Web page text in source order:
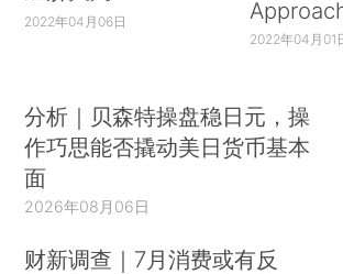
2022年04月06日
2022年04月01
分析｜贝森特操盘稳日元，操
作巧思能否撬动美日货币基本
面
2026年08月06日
财新调查｜7月消费或有反